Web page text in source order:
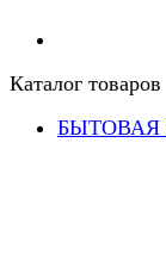
Каталог товаров
БЫТОВАЯ